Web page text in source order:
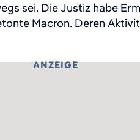
sei. Die Justiz habe
Macron. Deren
ANZEIGE